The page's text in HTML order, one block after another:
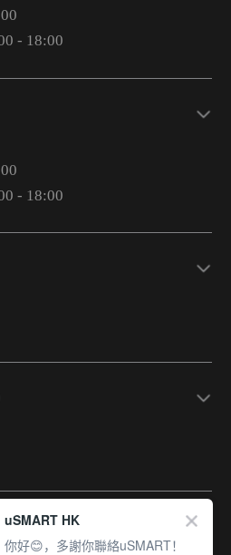
- 18:00
- 18:00
外
uSMART HK
你好😊，多謝你聯絡uSMART！